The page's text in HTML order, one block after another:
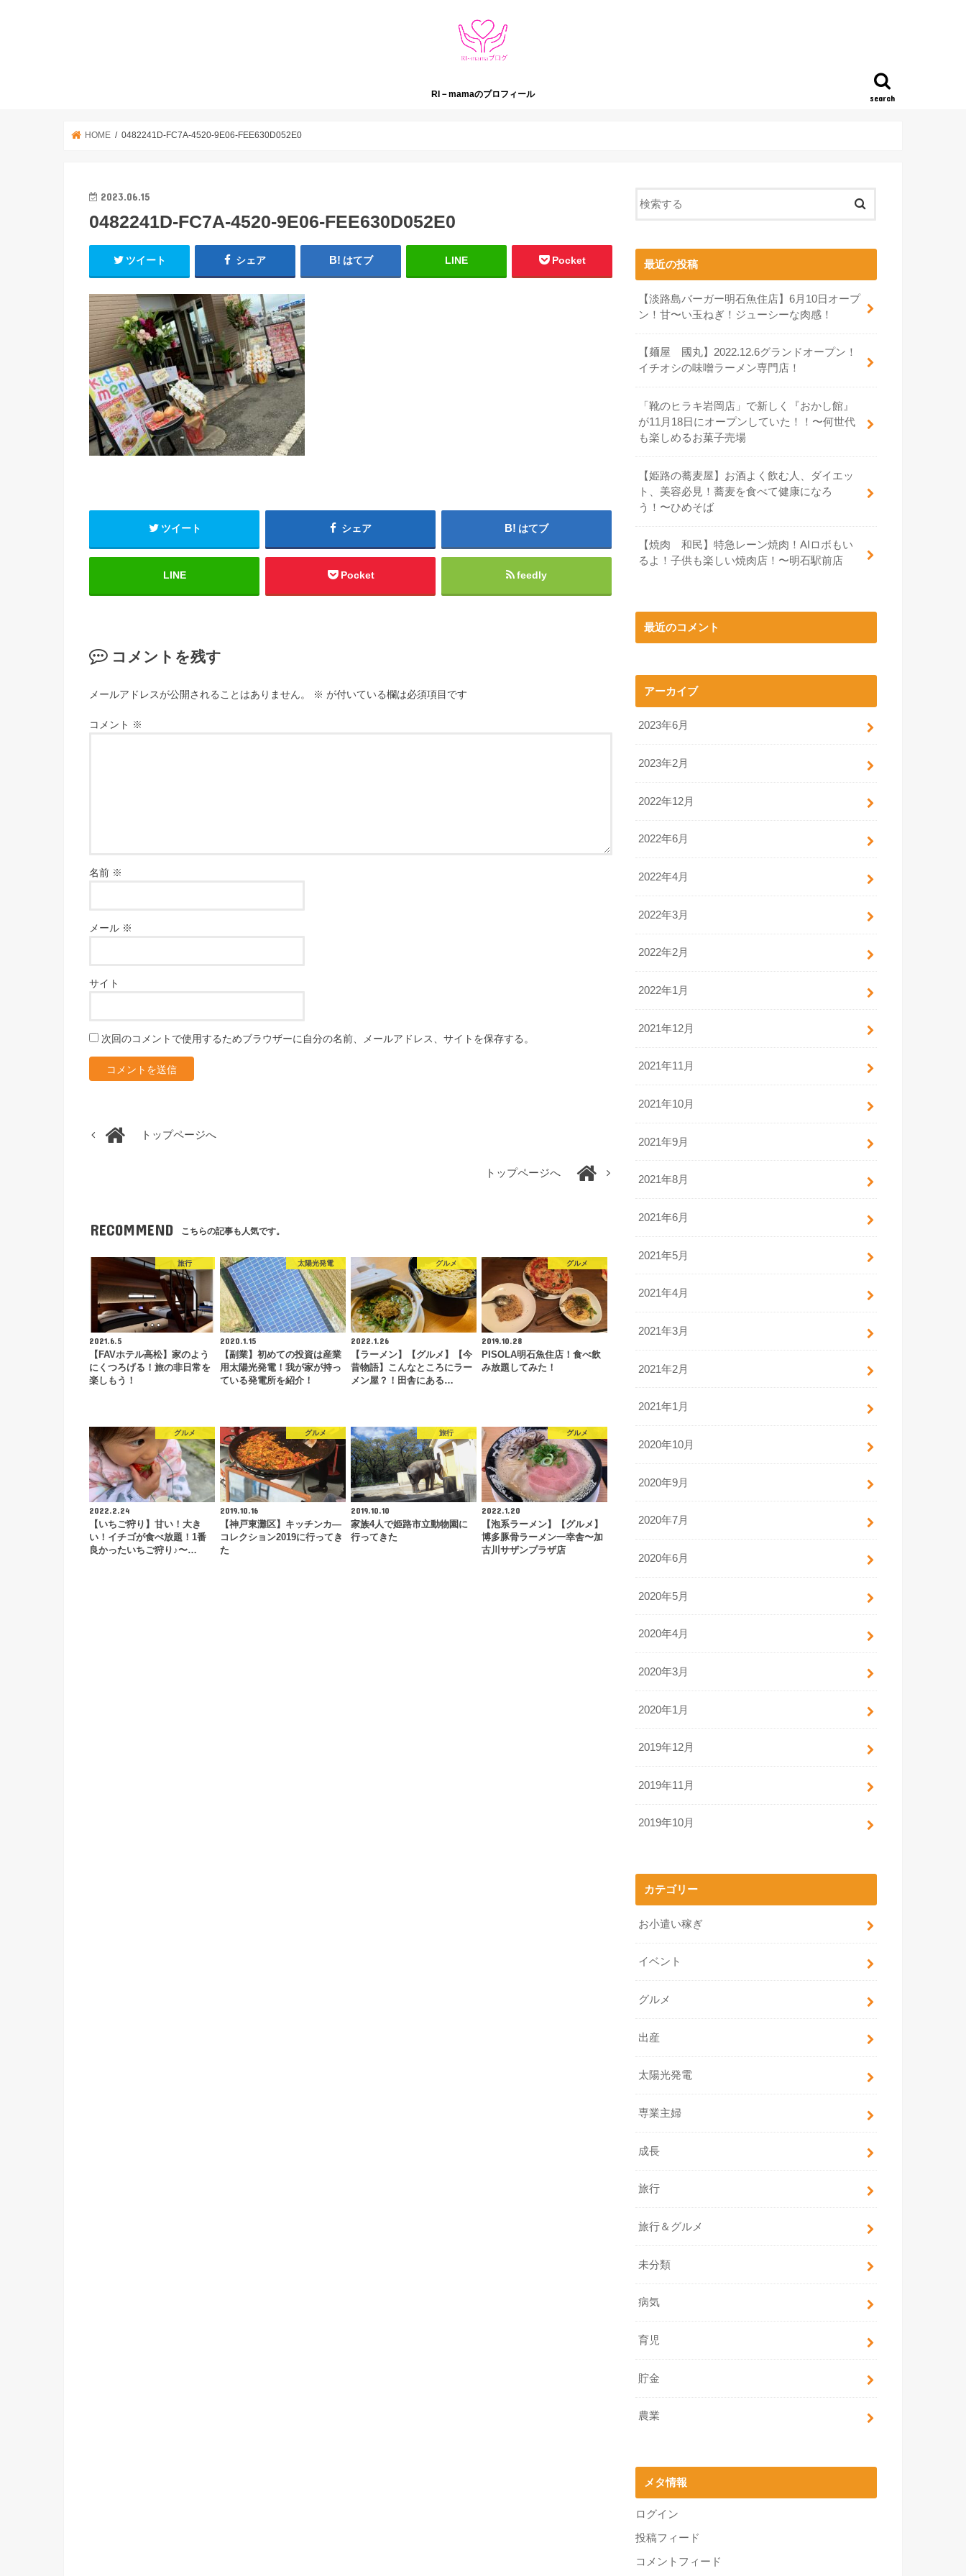
search
RI－mamaのプロフィール
HOME 0482241D-FC7A-4520-9E06-FEE630D052E0
2023.06.15
0482241D-FC7A-4520-9E06-FEE630D052E0
ツイート シェア はてブ LINE Pocket
ツイート シェア はてブ
LINE Pocket feedly
コメントを残す
メールアドレスが公開されることはありません。 ※ が付いている欄は必須項目です
コメント ※
名前 ※
メール ※
サイト
次回のコメントで使用するためブラウザーに自分の名前、メールアドレス、サイトを保存する。
トップページへ
トップページへ
RECOMMEND こちらの記事も人気です。
旅行
2021.6.5
【FAVホテル高松】家のよう
にくつろげる！旅の非日常を
楽しもう！
太陽光発電
2020.1.15
【副業】初めての投資は産業
用太陽光発電！我が家が持っ
ている発電所を紹介！
グルメ
2022.1.26
【ラーメン】【グルメ】【今
昔物語】こんなところにラー
メン屋？！田舎にある…
グルメ
2019.10.28
PISOLA明石魚住店！食べ飲
み放題してみた！
グルメ
2022.2.24
【いちご狩り】甘い！大き
い！イチゴが食べ放題！1番
良かったいちご狩り♪〜…
グルメ
2019.10.16
【神戸東灘区】キッチンカ―
コレクション2019に行ってき
た
旅行
2019.10.10
家族4人で姫路市立動物園に
行ってきた
グルメ
2022.1.20
【泡系ラーメン】【グルメ】
博多豚骨ラーメン一幸舎〜加
古川サザンプラザ店
最近の投稿
【淡路島バーガー明石魚住店】6月10日オープ
ン！甘〜い玉ねぎ！ジューシーな肉感！
【麺屋 國丸】2022.12.6グランドオープン！
イチオシの味噌ラーメン専門店！
「靴のヒラキ岩岡店」で新しく『おかし館』
が11月18日にオープンしていた！！〜何世代
も楽しめるお菓子売場
【姫路の蕎麦屋】お酒よく飲む人、ダイエッ
ト、美容必見！蕎麦を食べて健康になろ
う！〜ひめそば
【焼肉 和民】特急レーン焼肉！AIロボもい
るよ！子供も楽しい焼肉店！〜明石駅前店
最近のコメント
アーカイブ
2023年6月
2023年2月
2022年12月
2022年6月
2022年4月
2022年3月
2022年2月
2022年1月
2021年12月
2021年11月
2021年10月
2021年9月
2021年8月
2021年6月
2021年5月
2021年4月
2021年3月
2021年2月
2021年1月
2020年10月
2020年9月
2020年7月
2020年6月
2020年5月
2020年4月
2020年3月
2020年1月
2019年12月
2019年11月
2019年10月
カテゴリー
お小遣い稼ぎ
イベント
グルメ
出産
太陽光発電
専業主婦
成長
旅行
旅行＆グルメ
未分類
病気
育児
貯金
農業
メタ情報
ログイン
投稿フィード
コメントフィード